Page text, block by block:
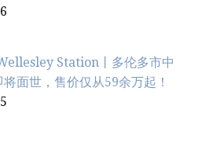
Station丨多伦多市中
面世，售价仅从59余万起！